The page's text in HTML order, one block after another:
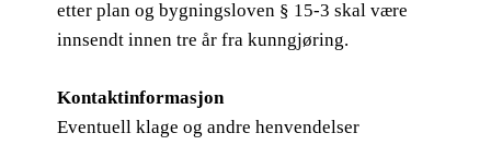
etter plan og bygningsloven § 15-3 skal være
innsendt innen tre år fra kunngjøring.
Kontaktinformasjon
Eventuell klage og andre henvendelser